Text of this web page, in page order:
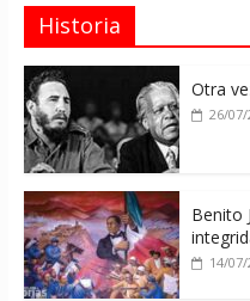
Historia
Otra
26/07/
Benito
14/